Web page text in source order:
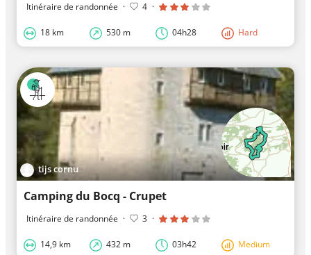
Itinéraire de randonnée · 4 ·
18 km 530 m 04h28 Hard
tijs cornu
Camping du Bocq - Crupet
Itinéraire de randonnée · 3 ·
14,9 km 432 m 03h42 Medium